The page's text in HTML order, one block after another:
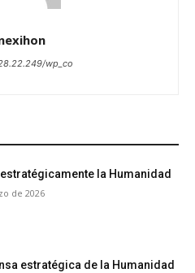
wp_co
la Humanidad
de 2026
estratégica de la Humanidad